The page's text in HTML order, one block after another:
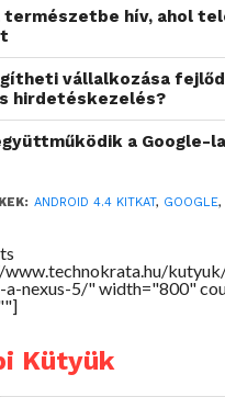
természetbe hív, ahol
vállalkozása
hirdetéskezelés?
a Google-
ANDROID 4.4 KITKAT, GOOGLE,
nexus-5/" width="800"
Kütyük